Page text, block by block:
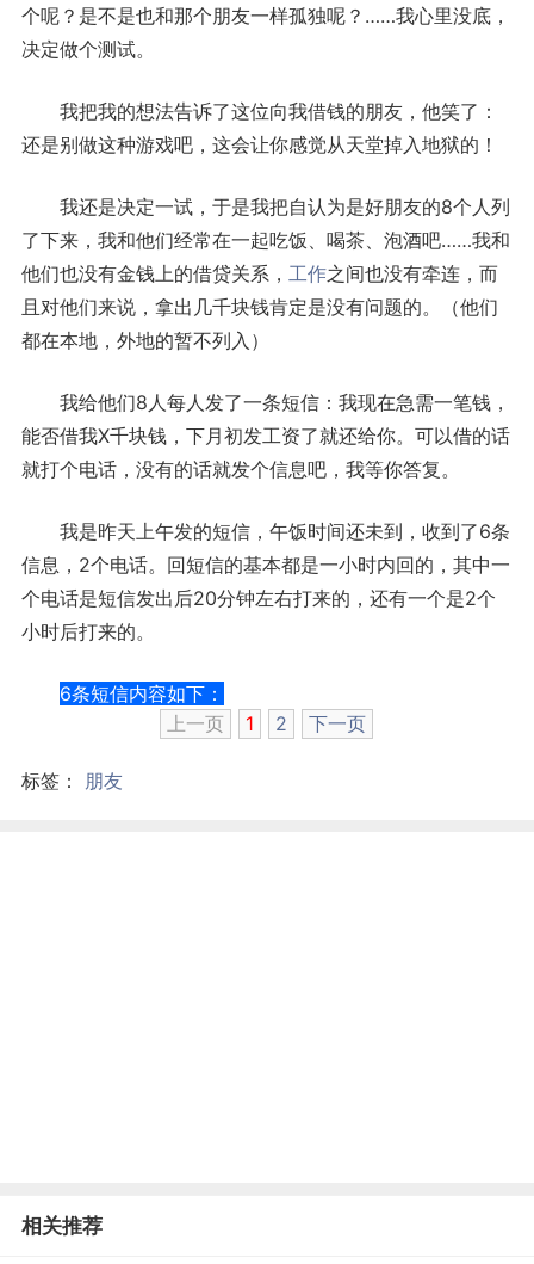
个呢？是不是也和那个朋友一样孤独呢？……我心里没底，
决定做个测试。
我把我的想法告诉了这位向我借钱的朋友，他笑了：
还是别做这种游戏吧，这会让你感觉从天堂掉入地狱的！
我还是决定一试，于是我把自认为是好朋友的8个人列
了下来，我和他们经常在一起吃饭、喝茶、泡酒吧……我和
他们也没有金钱上的借贷关系， 工作之间也没有牵连，而
且对他们来说，拿出几千块钱肯定是没有问题的。（他们
都在本地，外地的暂不列入）
我给他们8人每人发了一条短信：我现在急需一笔钱，
能否借我X千块钱，下月初发工资了就还给你。可以借的话
就打个电话，没有的话就发个信息吧，我等你答复。
我是昨天上午发的短信，午饭时间还未到，收到了6条
信息，2个电话。回短信的基本都是一小时内回的，其中一
个电话是短信发出后20分钟左右打来的，还有一个是2个
小时后打来的。
6条短信内容如下：
上一页
1 2 下一页
标签： 朋友
相关推荐